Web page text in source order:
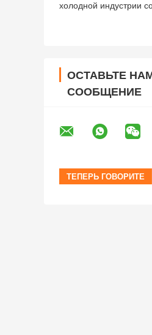
холодной индустрии
ОСТАВЬТЕ
СООБЩЕНИЕ